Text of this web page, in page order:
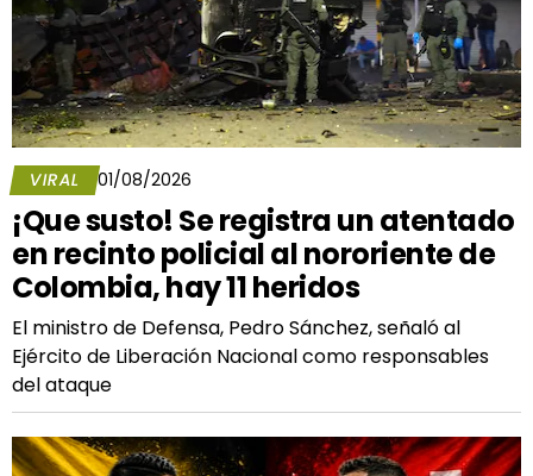
VIRAL 01/08/2026
¡Que susto! Se registra un atentado
en recinto policial al nororiente de
Colombia, hay 11 heridos
El ministro de Defensa, Pedro Sánchez, señaló al
Ejército de Liberación Nacional como responsables
del ataque